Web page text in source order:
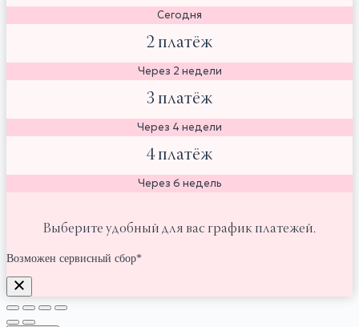
Сегодня
2 платёж
Через 2 недели
3 платёж
Через 4 недели
4 платёж
Через 6 недель
Выберите удобный для вас график платежей.
Возможен сервисный сбор*